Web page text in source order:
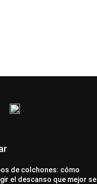
de colchones: cómo
el descanso que mejor se